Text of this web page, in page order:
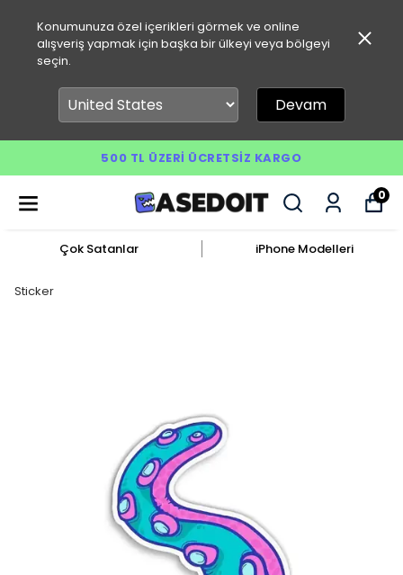
Konumunuza özel içerikleri görmek ve online
alışveriş yapmak için başka bir ülkeyi veya bölgeyi
seçin.
Devam
500 TL ÜZERI ÜCRETSIZ KARGO
0
Çok Satanlar iPhone Modelleri
Sticker